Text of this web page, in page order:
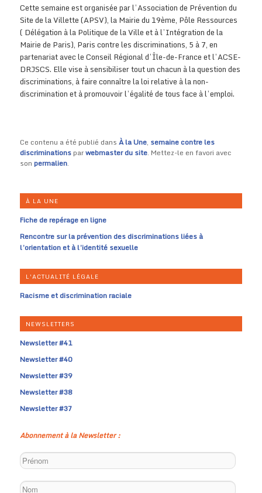
Cette semaine est organisée par l’Association de Prévention du
Site de la Villette (APSV), la Mairie du 19ème, Pôle Ressources
( Délégation à la Politique de la Ville et à l’Intégration de la
Mairie de Paris), Paris contre les discriminations, 5 à 7, en
partenariat avec le Conseil Régional d’Île-de-France et l’ACSE-
DRJSCS. Elle vise à sensibiliser tout un chacun à la question des
discriminations, à faire connaître la loi relative à la non-
discrimination et à promouvoir l’égalité de tous face à l’emploi.
Ce contenu a été publié dansÀ la Une, semaine contre les
discriminations parwebmaster du site. Mettez-le en favori avec
sonpermalien.
À LA UNE
Fiche de repérage en ligne
Rencontre sur la prévention des discriminations liées à
l’orientation et à l’identité sexuelle
L'ACTUALITÉ LÉGALE
Racisme et discrimination raciale
NEWSLETTERS
Newsletter #41
Newsletter #40
Newsletter #39
Newsletter #38
Newsletter #37
Abonnement à la Newsletter :